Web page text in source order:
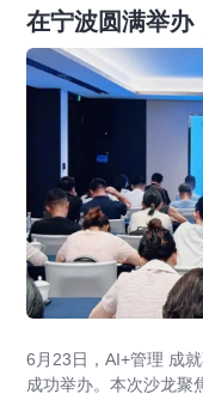
在宁波圆满举办
6月23日，AI+管理 成
成功举办。本次沙龙聚